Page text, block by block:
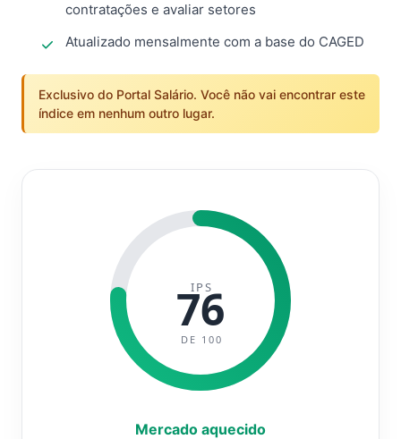
contratações e avaliar setores
Atualizado mensalmente com a base do CAGED
Exclusivo do Portal Salário. Você não vai encontrar este
índice em nenhum outro lugar.
IPS
76
DE 100
Mercado aquecido